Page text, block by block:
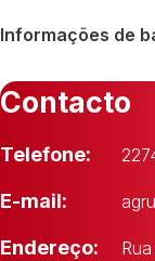
Informações de
Contacto
Telefone:
E-mail:
Endereço: